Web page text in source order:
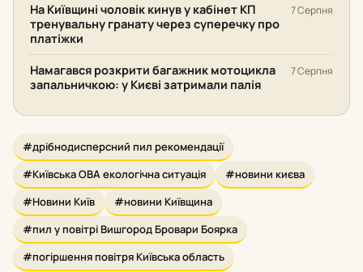
На Київщині чоловік кинув у кабінет КП
тренувальну гранату через суперечку про
платіжки
7 Серпня
Намагався розкрити багажник мотоцикла
запальничкою: у Києві затримали палія
7 Серпня
#дрібнодисперсний пил рекомендації
#Київська ОВА екологічна ситуація
#новини києва
#Новини Київ
#новини Київщина
#пил у повітрі Вишгород Бровари Боярка
#погіршення повітря Київська область